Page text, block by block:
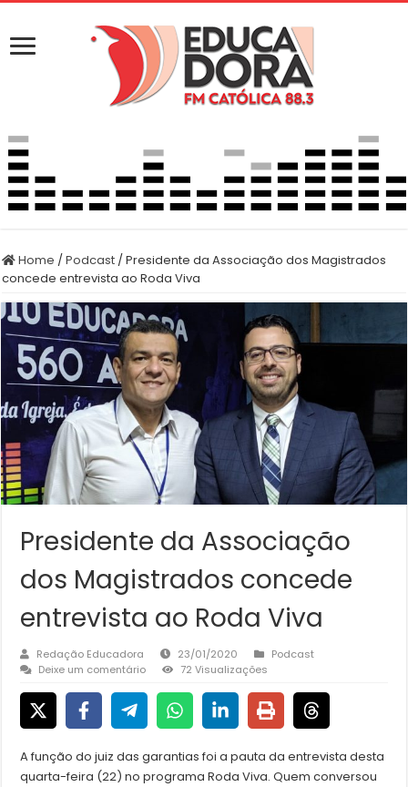
Home /Podcast /Presidente da Associação dos Magistrados
concede entrevista ao Roda Viva
Presidente da Associação
dos Magistrados concede
entrevista ao Roda Viva
Redação Educadora 23/01/2020
Podcast
Deixe um comentário
72 Visualizações
A função do juiz das garantias foi a pauta da entrevista desta
quarta-feira (22) no programa Roda Viva. Quem conversou